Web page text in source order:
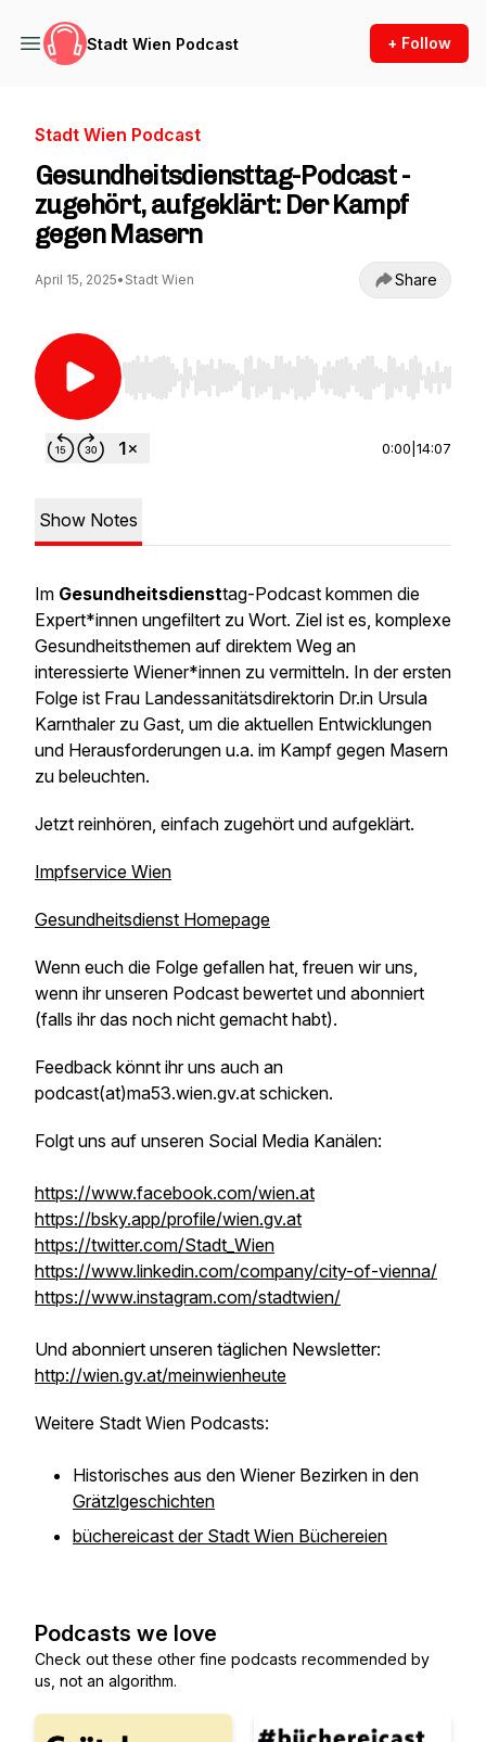
Stadt Wien Podcast + Follow
Stadt Wien Podcast
Gesundheitsdiensttag-Podcast -
zugehört, aufgeklärt: Der Kampf
gegen Masern
April 15, 2025• Stadt Wien Share
Use Left/Right to seek, Home/End to jump to
0:00 14:07
Show Notes
Im Gesundheitsdiensttag-Podcast kommen die
Expert*innen ungefiltert zu Wort. Ziel ist es, komplexe
Gesundheitsthemen auf direktem Weg an
interessierte Wiener*innen zu vermitteln. In der ersten
Folge ist Frau Landessanitätsdirektorin Dr.in Ursula
Karnthaler zu Gast, um die aktuellen Entwicklungen
und Herausforderungen u.a. im Kampf gegen Masern
zu beleuchten.
Jetzt reinhören, einfach zugehört und aufgeklärt.
Impfservice Wien
Gesundheitsdienst Homepage
Wenn euch die Folge gefallen hat, freuen wir uns,
wenn ihr unseren Podcast bewertet und abonniert
(falls ihr das noch nicht gemacht habt).
Feedback könnt ihr uns auch an
podcast(at)ma53.wien.gv.at schicken.
Folgt uns auf unseren Social Media Kanälen:
https://www.facebook.com/wien.at
https://bsky.app/profile/wien.gv.at
https://twitter.com/Stadt_Wien
https://www.linkedin.com/company/city-of-vienna/
https://www.instagram.com/stadtwien/
Und abonniert unseren täglichen Newsletter:
http://wien.gv.at/meinwienheute
Weitere Stadt Wien Podcasts:
Historisches aus den Wiener Bezirken in den
Grätzlgeschichten
büchereicast der Stadt Wien Büchereien
Podcasts we love
Check out these other fine podcasts recommended by
us, not an algorithm.